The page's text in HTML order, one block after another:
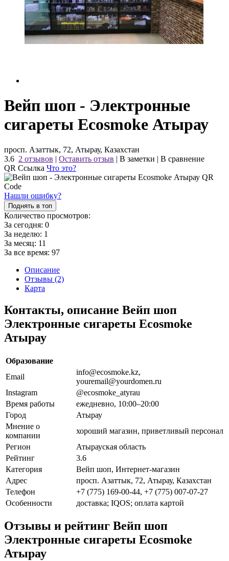
Вейп шоп - Электронные
сигареты Ecosmoke Атырау
просп. Азаттык, 72, Атырау, Казахстан
3.6 2 отзывов | Оставить отзыв | В заметки | В сравнение
QR Ссылка Что это?
Нашли ошибку?
Поднять в топ
Количество просмотров:
За сегодня: 0
За неделю: 1
За месяц: 11
За все время: 97
Описание
Отзывы (2)
Карта
Контакты, описание Вейп шоп
Электронные сигареты Ecosmoke
Атырау
Образование
Email
info@ecosmoke.kz,
youremail@yourdomen.ru
Instagram
@ecosmoke_atyrau
Время работы
ежедневно, 10:00–20:00
Город
Атырау
Мнение о
компании
хороший магазин, приветливый персонал
Регион
Атырауская область
Рейтинг
3.6
Категория
Вейп шоп, Интернет-магазин
Адрес
просп. Азаттык, 72, Атырау, Казахстан
Телефон
+7 (775) 169-00-44, +7 (775) 007-07-27
Особенности
доставка; IQOS; оплата картой
Отзывы и рейтинг Вейп шоп
Электронные сигареты Ecosmoke
Атырау